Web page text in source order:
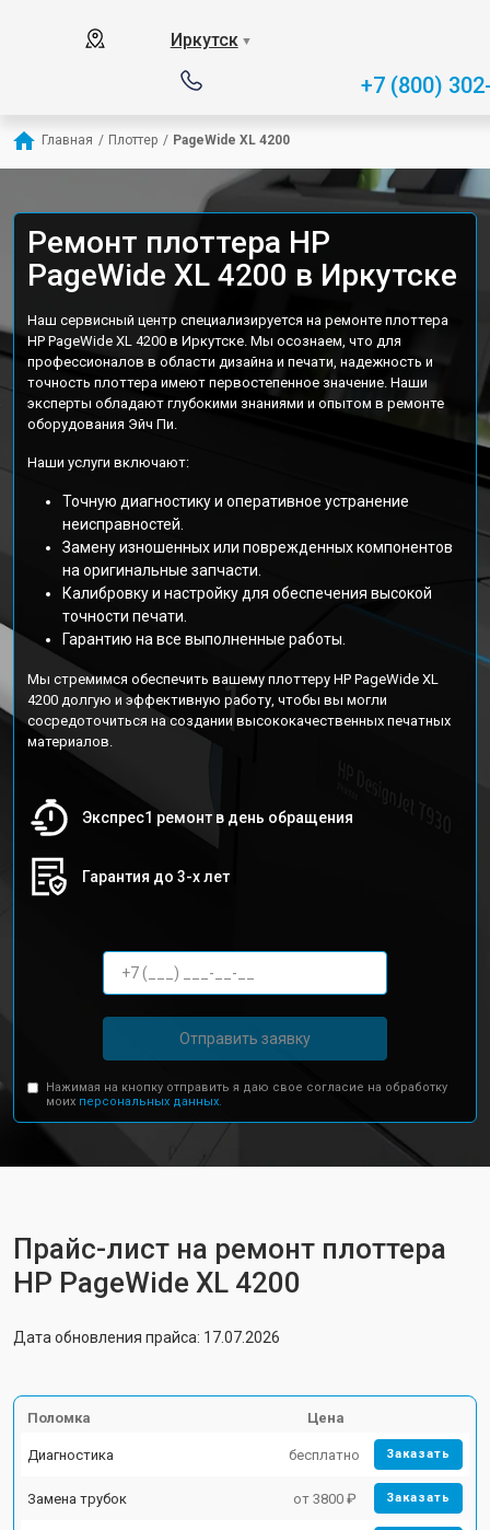
Иркутск ▼
+7 (800)
Главная / Плоттер / PageWide XL 4200
Ремонт плоттера HP
PageWide XL 4200 в Иркутске
Наш сервисный центр специализируется на ремонте плоттера
HP PageWide XL 4200 в Иркутске. Мы осознаем, что для
профессионалов в области дизайна и печати, надежность и
точность плоттера имеют первостепенное значение. Наши
эксперты обладают глубокими знаниями и опытом в ремонте
оборудования Эйч Пи.
Наши услуги включают:
Точную диагностику и оперативное устранение
неисправностей.
Замену изношенных или поврежденных компонентов
на оригинальные запчасти.
Калибровку и настройку для обеспечения высокой
точности печати.
Гарантию на все выполненные работы.
Мы стремимся обеспечить вашему плоттеру HP PageWide XL
4200 долгую и эффективную работу, чтобы вы могли
сосредоточиться на создании высококачественных печатных
материалов.
Экспрес1 ремонт в день обращения
Гарантия до 3-х лет
Отправить заявку
Нажимая на кнопку отправить я даю свое согласие на обработку
моих персональных данных.
Прайс-лист на ремонт плоттера
HP PageWide XL 4200
Дата обновления прайса: 17.07.2026
Поломка Цена
Диагностика бесплатно Заказать
Замена трубок от 3800 ₽ Заказать